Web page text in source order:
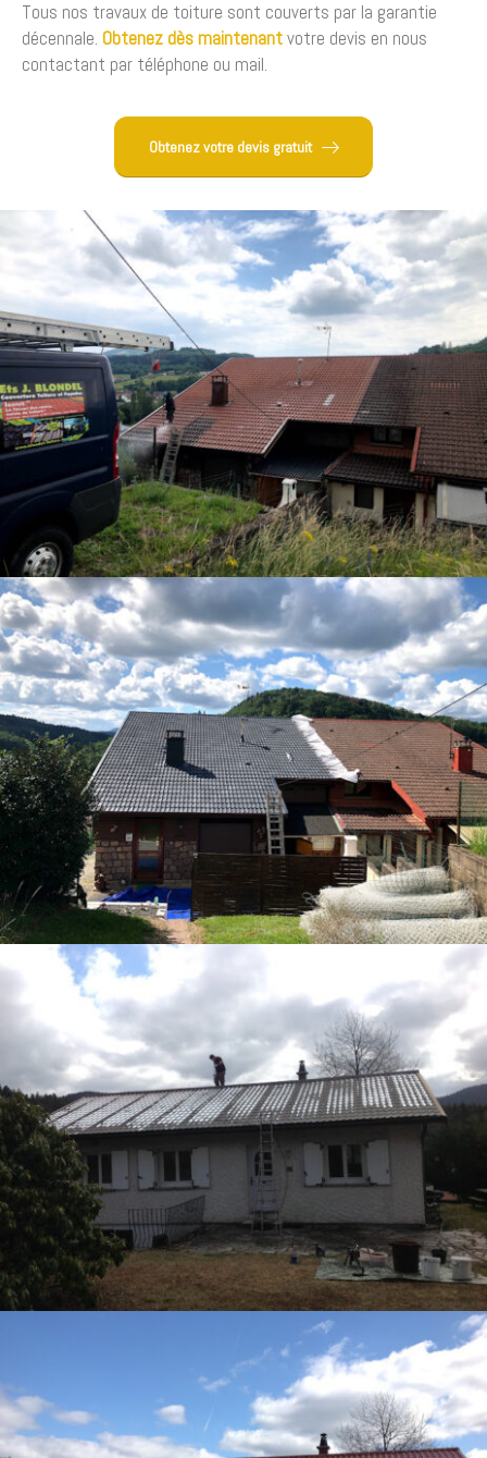
Tous nos travaux de toiture sont couverts par la garantie
décennale. Obtenez dès maintenantvotre devis en nous
contactant par téléphone ou mail.
Obtenez votre devis gratuit